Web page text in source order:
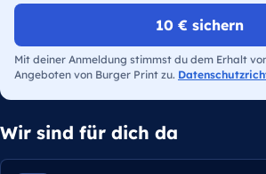
10 € sichern
Mit deiner Anmeldung stimmst du dem Erhalt
Angeboten von Burger Print zu.
Wir sind für dich da